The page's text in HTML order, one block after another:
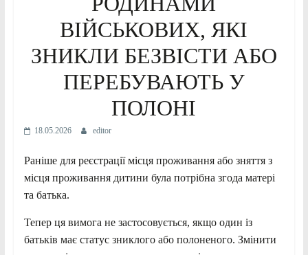
ВІЙСЬКОВИХ, ЯКІ
ЗНИКЛИ БЕЗВІСТИ АБО
ПЕРЕБУВАЮТЬ У
ПОЛОНІ
18.05.2026 editor
Раніше для реєстрації місця проживання або зняття з
місця проживання дитини була потрібна згода матері
та батька.
Тепер ця вимога не застосовується, якщо один із
батьків має статус зниклого або полоненого. Змінити